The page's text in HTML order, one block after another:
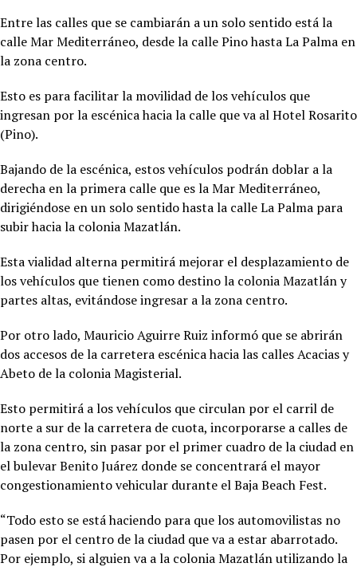
Entre las calles que se cambiarán a un solo sentido está la
calle Mar Mediterráneo, desde la calle Pino hasta La Palma en
la zona centro.
Esto es para facilitar la movilidad de los vehículos que
ingresan por la escénica hacia la calle que va al Hotel Rosarito
(Pino).
Bajando de la escénica, estos vehículos podrán doblar a la
derecha en la primera calle que es la Mar Mediterráneo,
dirigiéndose en un solo sentido hasta la calle La Palma para
subir hacia la colonia Mazatlán.
Esta vialidad alterna permitirá mejorar el desplazamiento de
los vehículos que tienen como destino la colonia Mazatlán y
partes altas, evitándose ingresar a la zona centro.
Por otro lado, Mauricio Aguirre Ruiz informó que se abrirán
dos accesos de la carretera escénica hacia las calles Acacias y
Abeto de la colonia Magisterial.
Esto permitirá a los vehículos que circulan por el carril de
norte a sur de la carretera de cuota, incorporarse a calles de
la zona centro, sin pasar por el primer cuadro de la ciudad en
el bulevar Benito Juárez donde se concentrará el mayor
congestionamiento vehicular durante el Baja Beach Fest.
“Todo esto se está haciendo para que los automovilistas no
pasen por el centro de la ciudad que va a estar abarrotado.
Por ejemplo, si alguien va a la colonia Mazatlán utilizando la